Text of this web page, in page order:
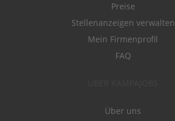
Preise
Stellenanzeigen verwalten
Mein Firmenprofil
FAQ
Über uns